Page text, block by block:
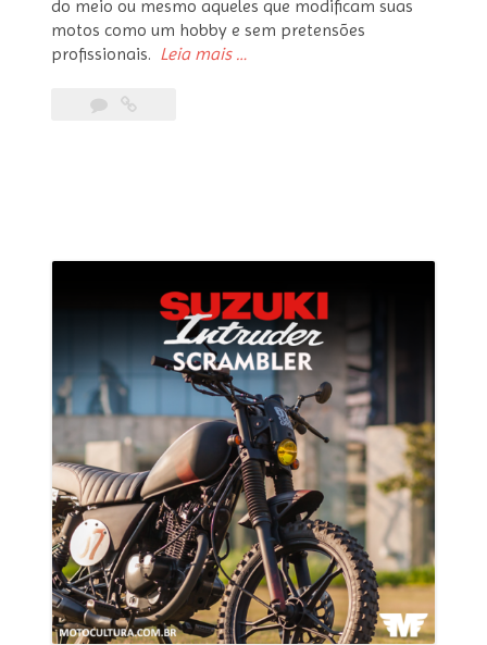
do meio ou mesmo aqueles que modificam suas
motos como um hobby e sem pretensões
profissionais. Leia mais “Moto
…